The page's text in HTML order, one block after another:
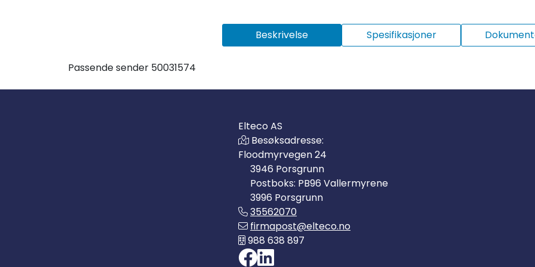
Beskrivelse Spesifikasjoner
Passende sender 50031574
Elteco AS
Besøksadresse:
Floodmyrvegen 24
3946 Porsgrunn
Postboks: PB96 Vallermyrene
3996 Porsgrunn
35562070
firmapost@elteco.no
988 638 897